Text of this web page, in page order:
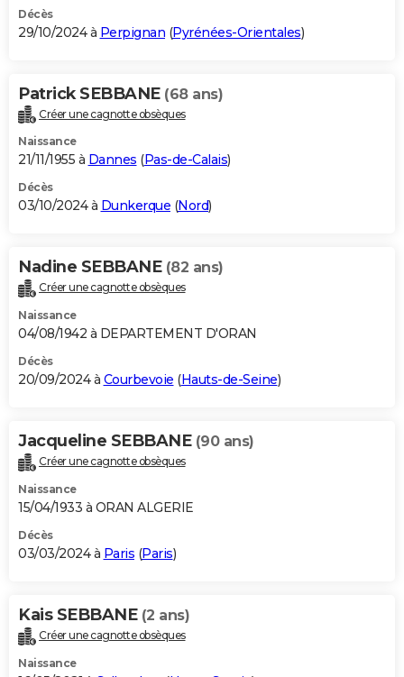
Décès
29/10/2024 à Perpignan (Pyrénées-Orientales)
Patrick SEBBANE (68 ans)
Créer une cagnotte obsèques
Naissance
21/11/1955 à Dannes (Pas-de-Calais)
Décès
03/10/2024 à Dunkerque (Nord)
Nadine SEBBANE (82 ans)
Créer une cagnotte obsèques
Naissance
04/08/1942 à DEPARTEMENT D'ORAN
Décès
20/09/2024 à Courbevoie (Hauts-de-Seine)
Jacqueline SEBBANE (90 ans)
Créer une cagnotte obsèques
Naissance
15/04/1933 à ORAN ALGERIE
Décès
03/03/2024 à Paris (Paris)
Kais SEBBANE (2 ans)
Créer une cagnotte obsèques
Naissance